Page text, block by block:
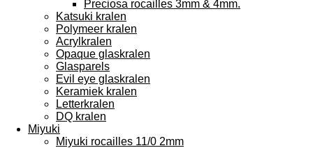
Preciosa rocailles 3mm & 4mm.
Katsuki kralen
Polymeer kralen
Acrylkralen
Opaque glaskralen
Glasparels
Evil eye glaskralen
Keramiek kralen
Letterkralen
DQ kralen
Miyuki
Miyuki rocailles 11/0 2mm